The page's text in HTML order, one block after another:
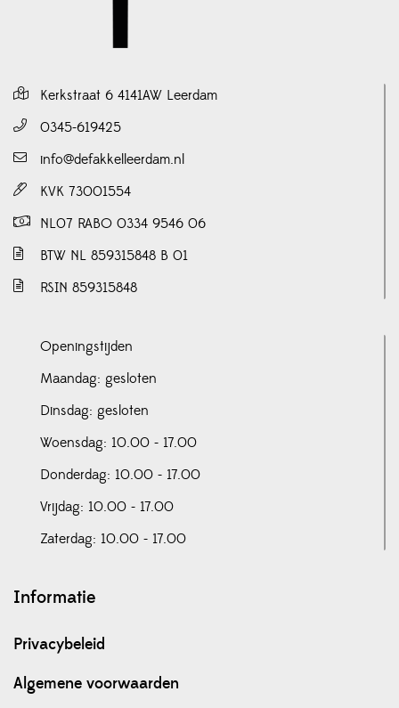
Kerkstraat 6 4141AW Leerdam
0345-619425
info@defakkelleerdam.nl
KVK 73001554
NL07 RABO 0334 9546 06
BTW NL 859315848 B 01
RSIN 859315848
Openingstijden
Maandag: gesloten
Dinsdag: gesloten
Woensdag: 10.00 - 17.00
Donderdag: 10.00 - 17.00
Vrijdag: 10.00 - 17.00
Zaterdag: 10.00 - 17.00
Informatie
Privacybeleid
Algemene voorwaarden